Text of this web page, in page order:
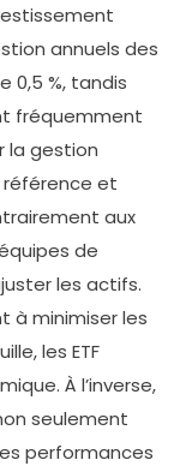
annuels des
0,5 %, tandis
fréquemment
la gestion
référence et
aux
de
les actifs.
à minimiser les
les ETF
À l’inverse,
seulement
performances